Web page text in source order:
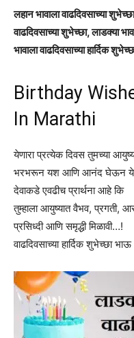
लहान भावाला वाढदिवसाच्या
वाढदिवसाच्या शुभेच्छा, लाडक्या
भावाला वाढदिवसाच्या हार्दिक
Birthday
In Marathi
येणारा प्रत्येक दिवस तुमच्या
भरभरून यश आणि आनंद घेऊन
देवाकडे एवढीच प्रार्थना आहे कि
तुम्हाला आयुष्यात वैभव, प्रगती,
प्रसिध्दी आणि समृद्धी मिळावी…!
वाढदिवसाच्या हार्दिक शुभेच्छा भाऊ